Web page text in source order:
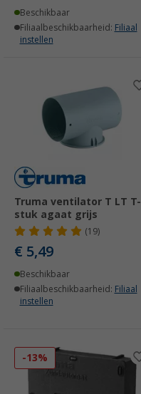
Beschikbaar
Filiaalbeschikbaarheid: Filiaal
instellen
Truma ventilator T LT T-
stuk agaat grijs
(19)
€ 5,49
Beschikbaar
Filiaalbeschikbaarheid: Filiaal
instellen
-13%